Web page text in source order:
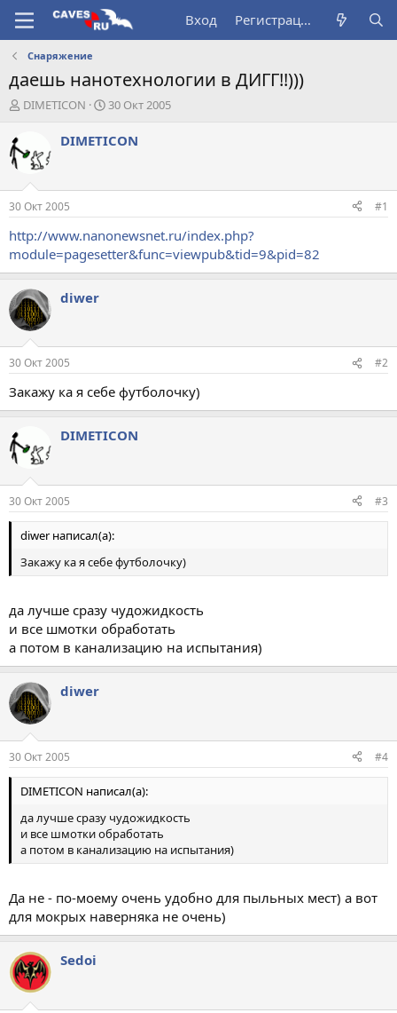
Вход Регистрация
Снаряжение
даешь нанотехнологии в ДИГГ!!)))
А
о
т
е
м
ы
DIMETICON
Д
т
а
л
а
30 Окт 2005
DIMETICON
30 Окт 2005 #1
http://www.nanonewsnet.ru/index.php?
module=pagesetter&func=viewpub&tid=9&pid=82
diwer
30 Окт 2005 #2
Закажу ка я себе футболочку)
DIMETICON
30 Окт 2005 #3
diwer написал(а):
Закажу ка я себе футболочку)
да лучше сразу чудожидкость
и все шмотки обработать
а потом в канализацию на испытания)
diwer
30 Окт 2005 #4
DIMETICON написал(а):
да лучше сразу чудожидкость
и все шмотки обработать
а потом в канализацию на испытания)
Да не - по-моему очень удобно для пыльных мест) а вот
для мокрых наверняка не очень)
Sedoi